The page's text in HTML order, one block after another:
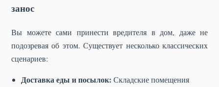
занос
Вы можете сами принести вредителя в дом, даже не
подозревая об этом. Существует несколько классических
сценариев:
Доставка еды и посылок: Складские помещения